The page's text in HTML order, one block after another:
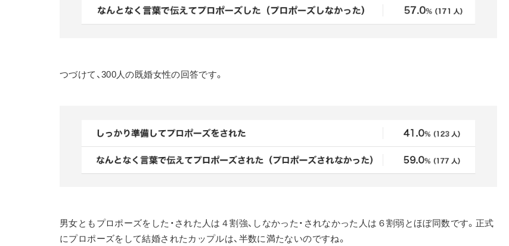
つづけて、300人の既婚女性の回答です。
男女ともプロポーズをした・された人は４割強、しなかった・されなかった人は６割弱とほぼ同数です。正式
にプロポーズをして結婚されたカップルは、半数に満たないのですね。